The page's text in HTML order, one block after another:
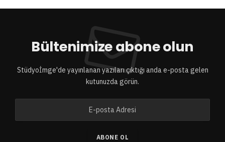
Bültenimize abone olun
Stüdyoİmge'de yayınlanan yazıları çıktığı anda e-posta gelen
kutunuzda görün.
ABONE OL